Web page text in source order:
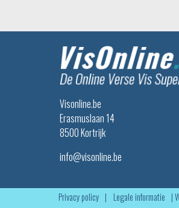
Visonline.be
Erasmuslaan 14
8500 Kortrijk
info@visonline.be
Privacy policy | Legale informatie |